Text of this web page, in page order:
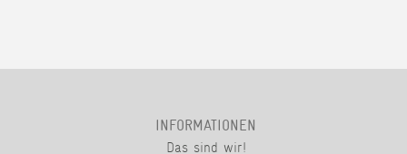
INFORMATIONEN
Das sind wir!